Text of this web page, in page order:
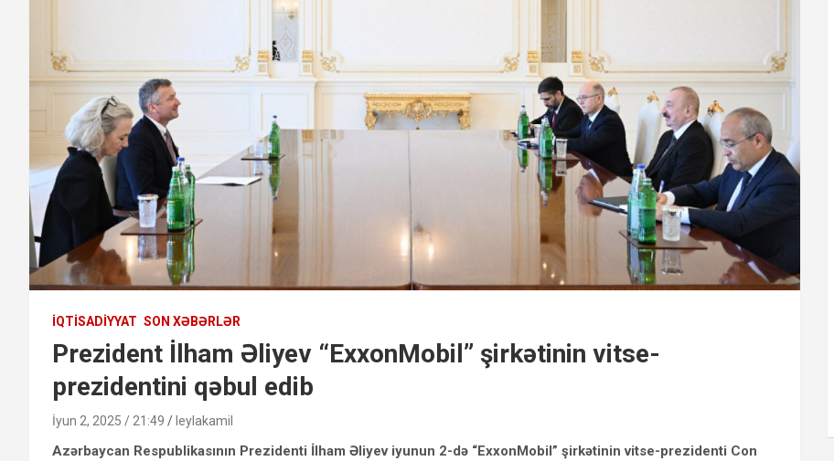
İQTISADIYYAT SON XƏBƏRLƏR
Prezident İlham Əliyev “ExxonMobil” şirkətinin vitse-
prezidentini qəbul edib
İyun 2, 2025 / 21:49 leylakamil
Azərbaycan Respublikasının Prezidenti İlham Əliyev iyunun 2-də “ExxonMobil” şirkətinin vitse-prezidenti Con